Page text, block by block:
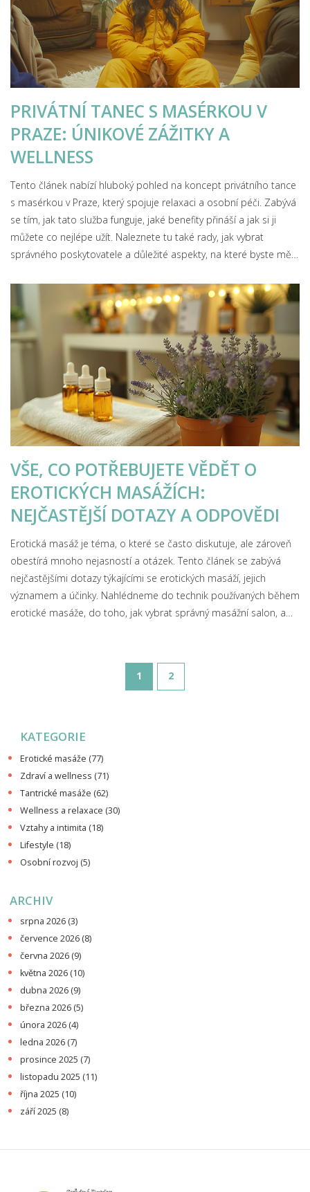
PRIVÁTNÍ TANEC S MASÉRKOU V
PRAZE: ÚNIKOVÉ ZÁŽITKY A
WELLNESS
Tento článek nabízí hluboký pohled na koncept privátního tance
s masérkou v Praze, který spojuje relaxaci a osobní péči. Zabývá
se tím, jak tato služba funguje, jaké benefity přináší a jak si ji
můžete co nejlépe užít. Naleznete tu také rady, jak vybrat
správného poskytovatele a důležité aspekty, na které byste měli
odreagovat a nabít energii, je tento článek nepostradatelným
průvodcem.
VŠE, CO POTŘEBUJETE VĚDĚT O
EROTICKÝCH MASÁŽÍCH:
NEJČASTĚJŠÍ DOTAZY A ODPOVĚDI
Erotická masáž je téma, o které se často diskutuje, ale zároveň
obestírá mnoho nejasností a otázek. Tento článek se zabývá
nejčastějšími dotazy týkajícími se erotických masáží, jejich
významem a účinky. Nahlédneme do technik používaných během
erotické masáže, do toho, jak vybrat správný masážní salon, a
se mohli rozhodnout, zda je tento typ masáže pro vás to pravé.
1
2
KATEGORIE
Erotické masáže (77)
Zdraví a wellness (71)
Tantrické masáže (62)
Wellness a relaxace (30)
Vztahy a intimita (18)
Lifestyle (18)
Osobní rozvoj (5)
ARCHIV
srpna 2026 (3)
července 2026 (8)
června 2026 (9)
května 2026 (10)
dubna 2026 (9)
března 2026 (5)
února 2026 (4)
ledna 2026 (7)
prosince 2025 (7)
listopadu 2025 (11)
října 2025 (10)
září 2025 (8)